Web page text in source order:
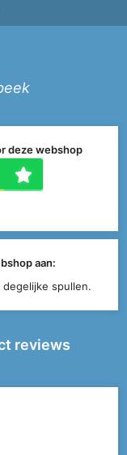
deze webshop
4
aan:
spullen.
reviews